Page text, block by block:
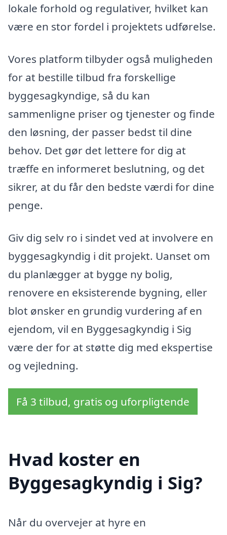
lokale forhold og regulativer, hvilket kan
være en stor fordel i projektets udførelse.
Vores platform tilbyder også muligheden
for at bestille tilbud fra forskellige
byggesagkyndige, så du kan
sammenligne priser og tjenester og finde
den løsning, der passer bedst til dine
behov. Det gør det lettere for dig at
træffe en informeret beslutning, og det
sikrer, at du får den bedste værdi for dine
penge.
Giv dig selv ro i sindet ved at involvere en
byggesagkyndig i dit projekt. Uanset om
du planlægger at bygge ny bolig,
renovere en eksisterende bygning, eller
blot ønsker en grundig vurdering af en
ejendom, vil en Byggesagkyndig i Sig
være der for at støtte dig med ekspertise
og vejledning.
Få 3 tilbud, gratis og uforpligtende
Hvad koster en
Byggesagkyndig i Sig?
Når du overvejer at hyre en